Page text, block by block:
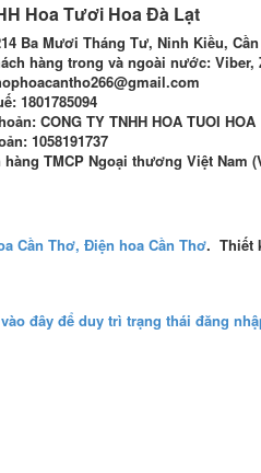
Hoa Tươi Hoa Đà Lạt
Ba Mươi Tháng Tư, Ninh Kiều,
hàng trong và ngoài nước: Viber,
1801785094
: CONG TY TNHH HOA TUOI HOA
: 1058191737
hàng TMCP Ngoại thương Việt Nam
Cần Thơ, Điện hoa Cần Thơ. Thiết
đây để duy trì trạng thái đăng